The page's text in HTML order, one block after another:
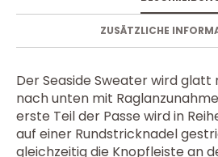
ZUSÄTZLICHE
Der Seaside Sweater wird
nach unten mit
erste Teil der Passe wird in
auf einer Rundstricknadel
gleichzeitig die Knopfleiste an